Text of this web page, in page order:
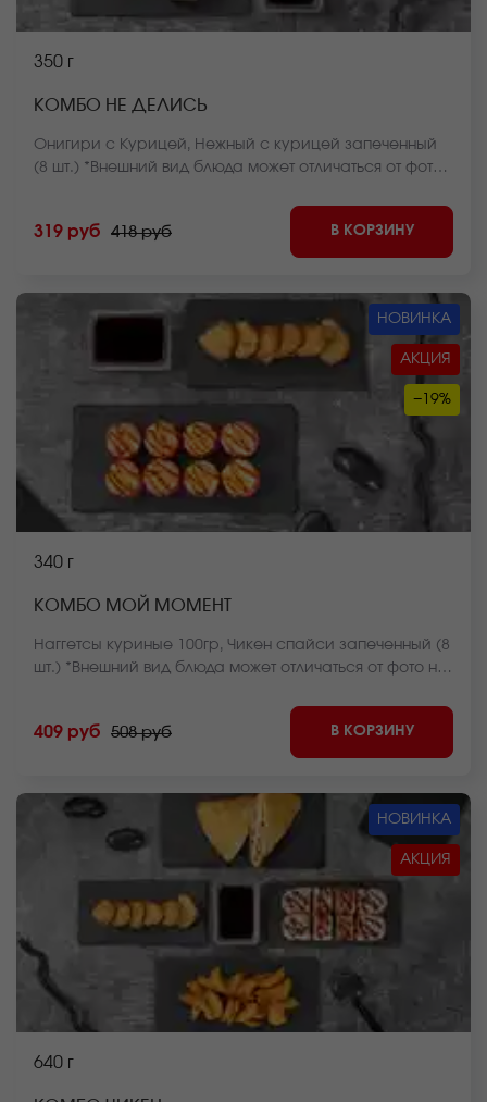
350 г
КОМБО НЕ ДЕЛИСЬ
Онигири с Курицей, Нежный с курицей запеченный
(8 шт.) *Внешний вид блюда может отличаться от фото
319 руб 418 руб В КОРЗИНУ
НОВИНКА
АКЦИЯ
−19%
340 г
КОМБО МОЙ МОМЕНТ
Наггетсы куриные 100гр, Чикен спайси запеченный (8
шт.) *Внешний вид блюда может отличаться от фото на
409 руб 508 руб В КОРЗИНУ
НОВИНКА
АКЦИЯ
640 г